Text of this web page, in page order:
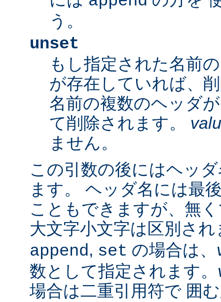
う。
unset
もし指定された名前
が存在していれば、
名前の複数のヘッダ
て削除されます。
ません。
この引数の後にはヘッ
ます。 ヘッダ名には最
こともできますが、無
大文字小文字は区別さ
append, set の場合は、
数として指定されます。
場合は二重引用符で 囲